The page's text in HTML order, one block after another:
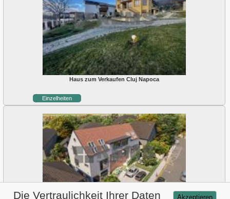
Haus zum Verkaufen Cluj Napoca
Einzelheiten
Die Vertraulichkeit Ihrer Daten Akzeptieren